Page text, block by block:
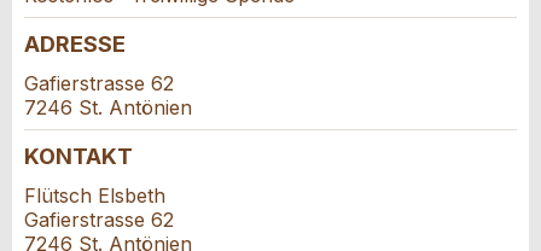
Nachricht
* Eingabe erforderlich
ANZEIGE WEITEREMPFEHLEN
Schliessen
Firma / Organisation:
Adresszusatz:
Strasse und Nr. *:
ADRESSE
Gafierstrasse 62
7246 St. Antönien
KONTAKT
Flütsch Elsbeth
Gafierstrasse 62
7246 St. Antönien